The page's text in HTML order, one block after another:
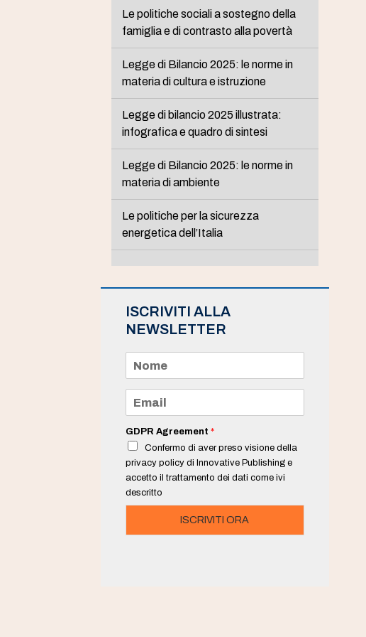
Le politiche sociali a sostegno della
famiglia e di contrasto alla povertà
Legge di Bilancio 2025: le norme in
materia di cultura e istruzione
Legge di bilancio 2025 illustrata:
infografica e quadro di sintesi
Legge di Bilancio 2025: le norme in
materia di ambiente
Le politiche per la sicurezza
energetica dell’Italia
ISCRIVITI ALLA
NEWSLETTER
m
e
a
i
*
GDPR Agreement *
Confermo di aver preso visione della
privacy policy di Innovative Publishing e
accetto il trattamento dei dati come ivi
descritto
ISCRIVITI ORA